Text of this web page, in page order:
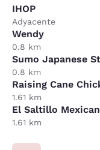
IHOP
Adyacente
Wendy
0.8 km
Sumo Japanese
0.8 km
Raising Cane
1.61 km
El Saltillo
1.61 km